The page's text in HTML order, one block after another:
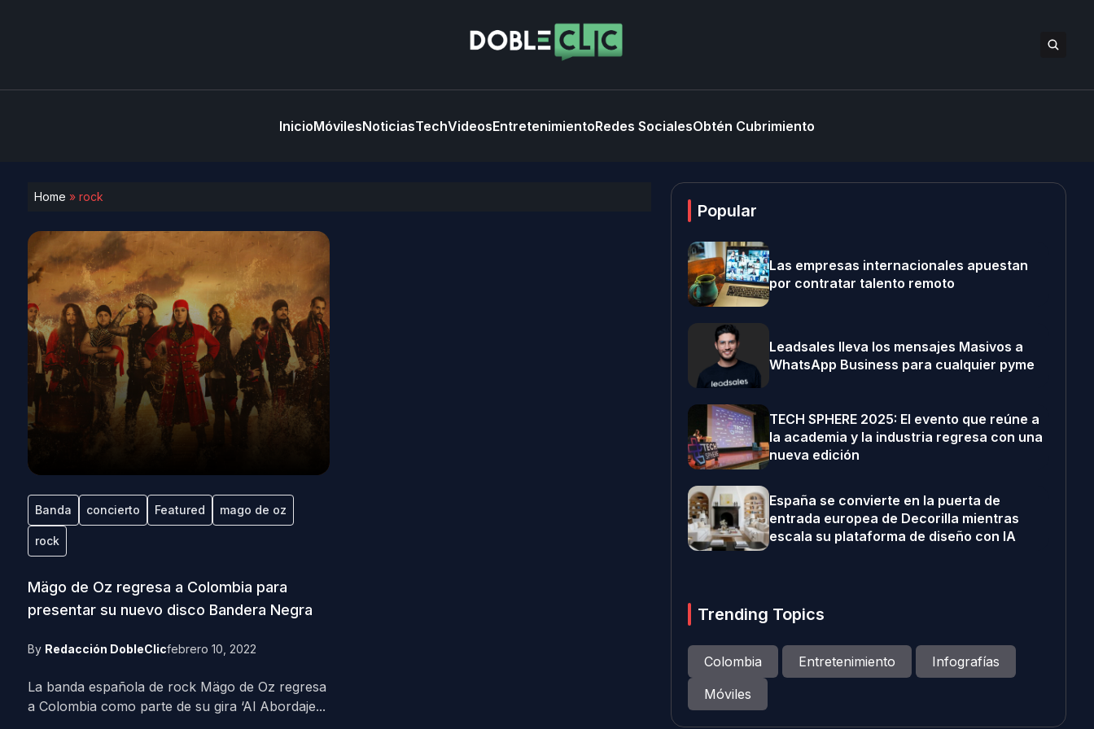
InicioMóvilesNoticiasTechVideosEntretenimientoRedes SocialesObtén Cubrimiento
Home » rock
Banda concierto Featured mago de oz
rock
Mägo de Oz regresa a Colombia para
presentar su nuevo disco Bandera Negra
By Redacción DobleClicfebrero 10, 2022
La banda española de rock Mägo de Oz regresa
a Colombia como parte de su gira ‘Al Abordaje...
Popular
Las empresas internacionales apuestan
por contratar talento remoto
Leadsales lleva los mensajes Masivos a
WhatsApp Business para cualquier pyme
TECH SPHERE 2025: El evento que reúne a
la academia y la industria regresa con una
nueva edición
España se convierte en la puerta de
entrada europea de Decorilla mientras
escala su plataforma de diseño con IA
Trending Topics
Colombia Entretenimiento
Infografías
Móviles